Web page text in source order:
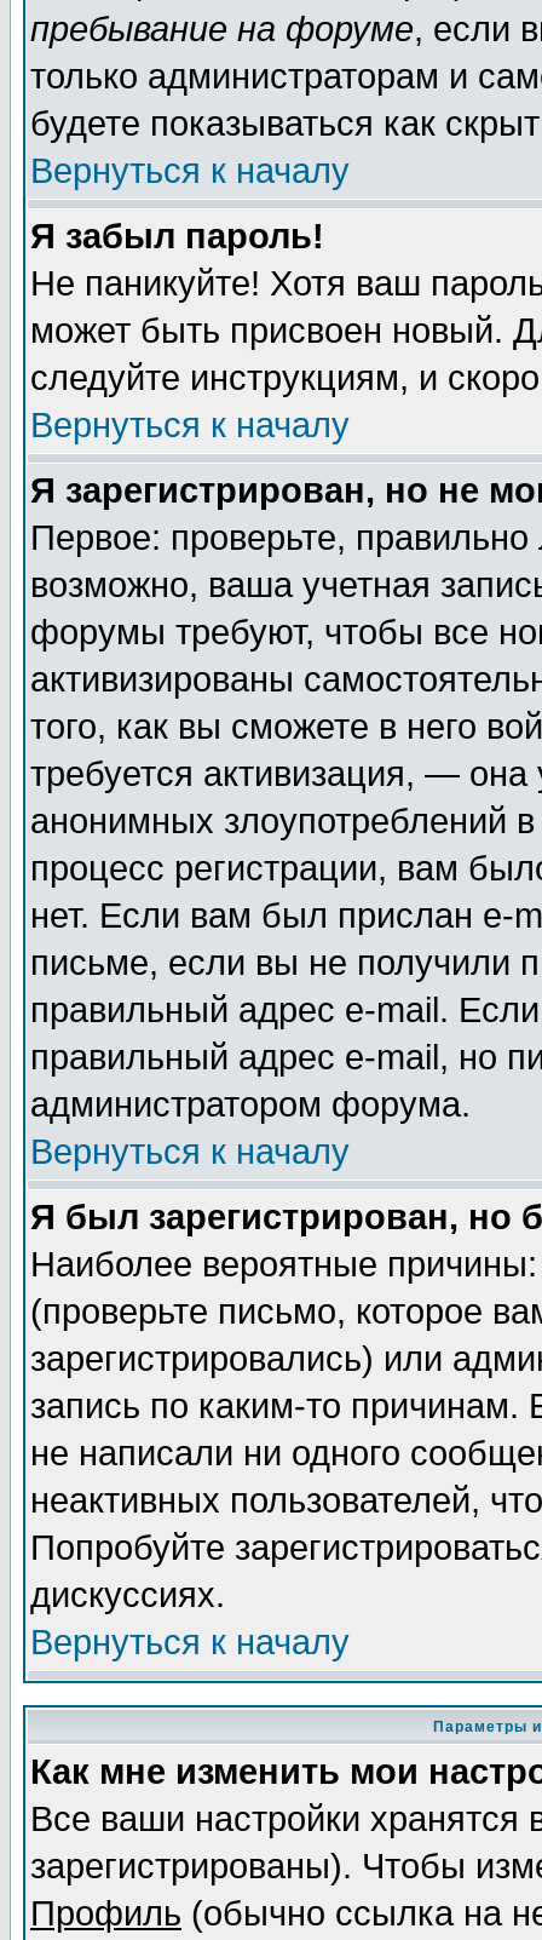
пребывание на форуме, если
только администраторам и
будете показываться как
Вернуться к началу
Я забыл пароль!
Не паникуйте! Хотя ваш
может быть присвоен новый.
следуйте инструкциям, и
Вернуться к началу
Я зарегистрирован, но не
Первое: проверьте,
возможно, ваша учетная
форумы требуют, чтобы все
активизированы
того, как вы сможете в него
требуется активизация, —
анонимных злоупотреблений
процесс регистрации, вам
нет. Если вам был прислан e-
письме, если вы не получили
правильный адрес e-mail.
правильный адрес e-mail, но
администратором форума.
Вернуться к началу
Я был зарегистрирован, но
Наиболее вероятные
(проверьте письмо, которое
зарегистрировались) или
запись по каким-то
не написали ни одного
неактивных пользователей,
Попробуйте
дискуссиях.
Вернуться к началу
Параметры
Как мне изменить мои
Все ваши настройки
зарегистрированы). Чтобы
Профиль (обычно ссылка на